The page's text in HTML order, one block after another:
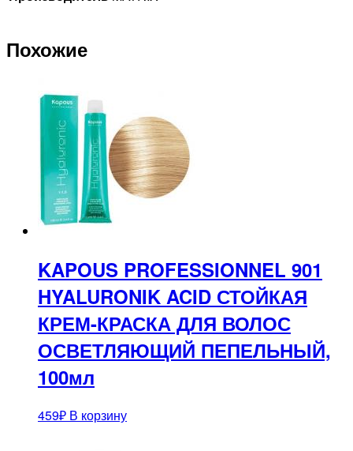
Похожие
KAPOUS PROFESSIONNEL 901
HYALURONIK ACID СТОЙКАЯ
КРЕМ-КРАСКА ДЛЯ ВОЛОС
ОСВЕТЛЯЮЩИЙ ПЕПЕЛЬНЫЙ,
100мл
459₽ В корзину